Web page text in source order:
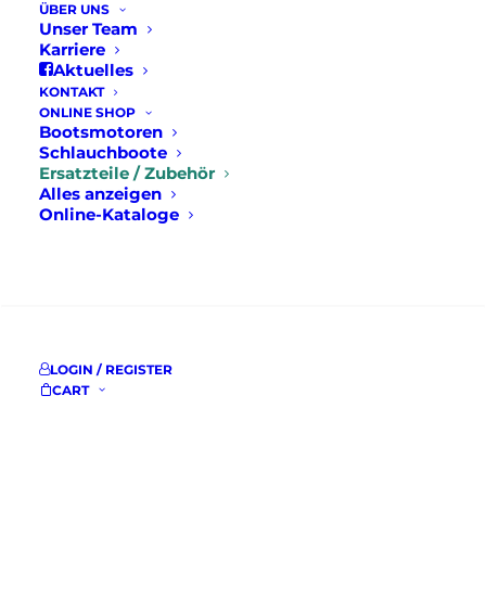
ÜBER UNS
Unser Team
Karriere
Aktuelles
KONTAKT
ONLINE SHOP
Bootsmotoren
Schlauchboote
Ersatzteile / Zubehör
Alles anzeigen
Online-Kataloge
LOGIN / REGISTER
CART